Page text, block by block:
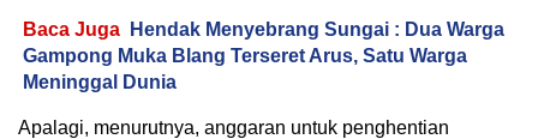
Baca Juga
Hendak Menyebrang Sungai : Dua Warga
Gampong Muka Blang Terseret Arus, Satu Warga
Meninggal Dunia
Apalagi, menurutnya, anggaran untuk penghentian